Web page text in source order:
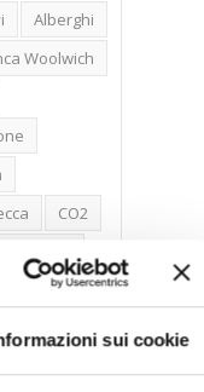
sui cookie
Alberghi
Woolwich
CO2